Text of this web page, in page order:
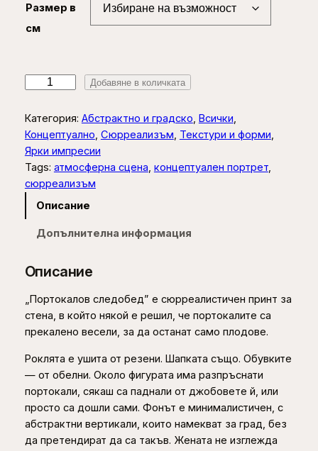
:
,
0
0
u
g
h
1
6
9
,
Размер в
см
л
и
ч
е
с
т
П
о
к
а
л
о
в
с
Добавяне в количката
Категория: Абстрактно и градско, Всички
Концептуално, Сюрреализъм, Текстури и форми
Ярки импресии
Tags: атмосферна сцена, концептуален портрет
сюрреализъм
Описание
Допълнителна информация
Описание
„Портокалов следобед” е сюрреалистичен принт за
стена, в който някой е решил, че портокалите са
прекалено весели, за да останат само плодове.
Роклята е ушита от резени. Шапката също. Обувките
— от обелни. Около фигурата има разпръснати
портокали, сякаш са паднали от джобовете й, или
просто са дошли сами. Фонът е минималистичен, с
абстрактни вертикали, които намекват за град, без
да претендират да са такъв. Жената не изглежда